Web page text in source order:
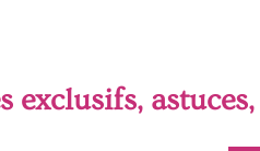
exclusifs,